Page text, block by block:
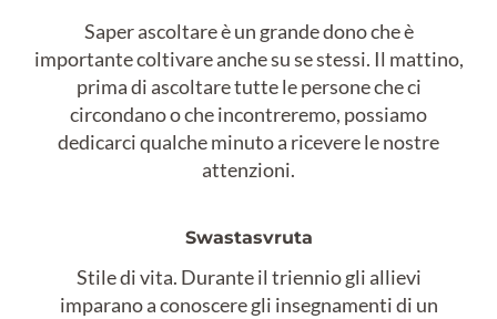
Saper ascoltare è un grande dono che è
importante coltivare anche su se stessi. Il mattino,
prima di ascoltare tutte le persone che ci
circondano o che incontreremo, possiamo
dedicarci qualche minuto a ricevere le nostre
attenzioni.
Swastasvruta
Stile di vita. Durante il triennio gli allievi
imparano a conoscere gli insegnamenti di un